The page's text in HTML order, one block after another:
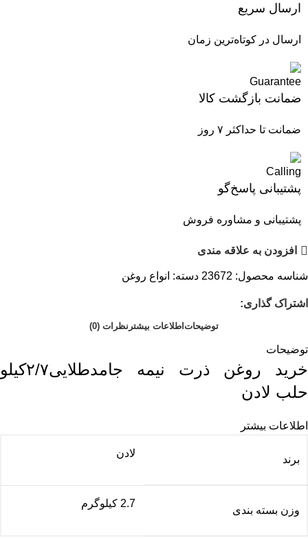
ارسال سریع
ارسال در کوتاه‌ترین زمان
ضمانت بازگشت کالا
ضمانت تا حداکثر ۷ روز
پشتیبانی پاسخ‌گو
پشتیبانی و مشاوره فروش
افزودن به علاقه مندی
شناسه محصول: 23672 دسته: انواع روغن
اشتراک گذاری:
توضیحات اطلاعات بیشتر نظرات (0)
توضیحات
خرید روغن ذرت نیمه جامدطلایی۲/۷کیلو
حلب لادن
اطلاعات بیشتر
برند
لادن
وزن بسته بندی
2.7 کیلوگرم